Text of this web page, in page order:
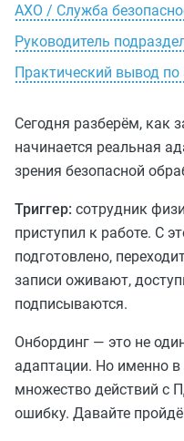
АХО / Служба
Руководитель
Практический вывод по
Сегодня разберём, как
начинается реальная
зрения безопасной
Триггер: сотрудник
приступил к работе. С
подготовлено,
записи оживают,
подписываются.
Онбординг — это не
адаптации. Но именно
множество действий с
ошибку. Давайте